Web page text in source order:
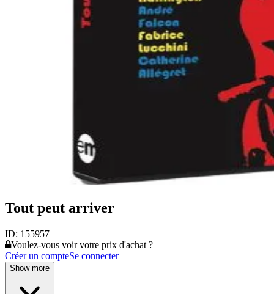
Tout peut arriver
ID: 155957
Voulez-vous voir votre prix d'achat ?
Créer un compteSe connecter
Show more